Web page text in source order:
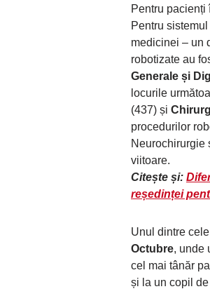
Pentru
Pentru
medicinei – un
robotizate au
Generale și
locurile
(437) și
procedurilor
Neurochirurgie
viitoare.
Citește și:
reședinței
Unul dintre
Octubre, unde
cel mai tânăr
și la un copil